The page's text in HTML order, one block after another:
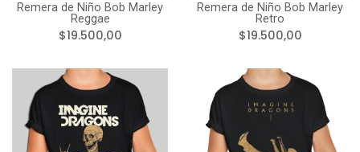
Remera de Niño Bob Marley
Reggae
$19.500,00
Remera de Niño Bob Marley
Retro
$19.500,00